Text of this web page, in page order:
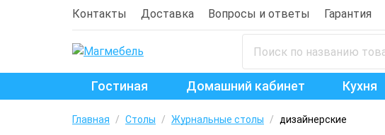
Контакты Доставка Вопросы и ответы Гарантия
Гостиная Домашний кабинет Кухня
Главная / Столы / Журнальные столы / дизайнерские